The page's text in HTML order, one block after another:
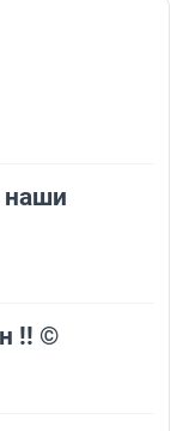
наши
!! ©